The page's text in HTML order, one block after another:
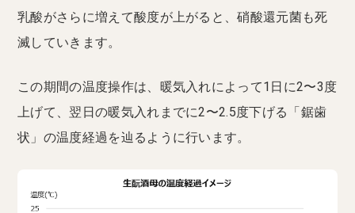
乳酸がさらに増えて酸度が上がると、硝酸還元菌も死
滅していきます。
この期間の温度操作は、暖気入れによって1日に2〜3度
上げて、翌日の暖気入れまでに2〜2.5度下げる「鋸歯
状」の温度経過を辿るように行います。